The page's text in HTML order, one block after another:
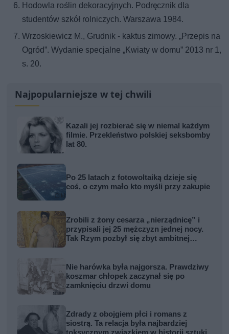
Hodowla roślin dekoracyjnych. Podręcznik dla
studentów szkół rolniczych. Warszawa 1984.
Wrzoskiewicz M., Grudnik - kaktus zimowy. „Przepis na
Ogród”. Wydanie specjalne „Kwiaty w domu” 2013 nr 1,
s. 20.
Najpopularniejsze w tej chwili
Kazali jej rozbierać się w niemal każdym
filmie. Przekleństwo polskiej seksbomby
lat 80.
Po 25 latach z fotowoltaiką dzieje się
coś, o czym mało kto myśli przy zakupie
Zrobili z żony cesarza „nierządnicę” i
przypisali jej 25 mężczyzn jednej nocy.
Tak Rzym pozbył się zbyt ambitnej
Nie harówka była najgorsza. Prawdziwy
koszmar chłopek zaczynał się po
zamknięciu drzwi domu
Zdrady z obojgiem płci i romans z
siostrą. Ta relacja była najbardziej